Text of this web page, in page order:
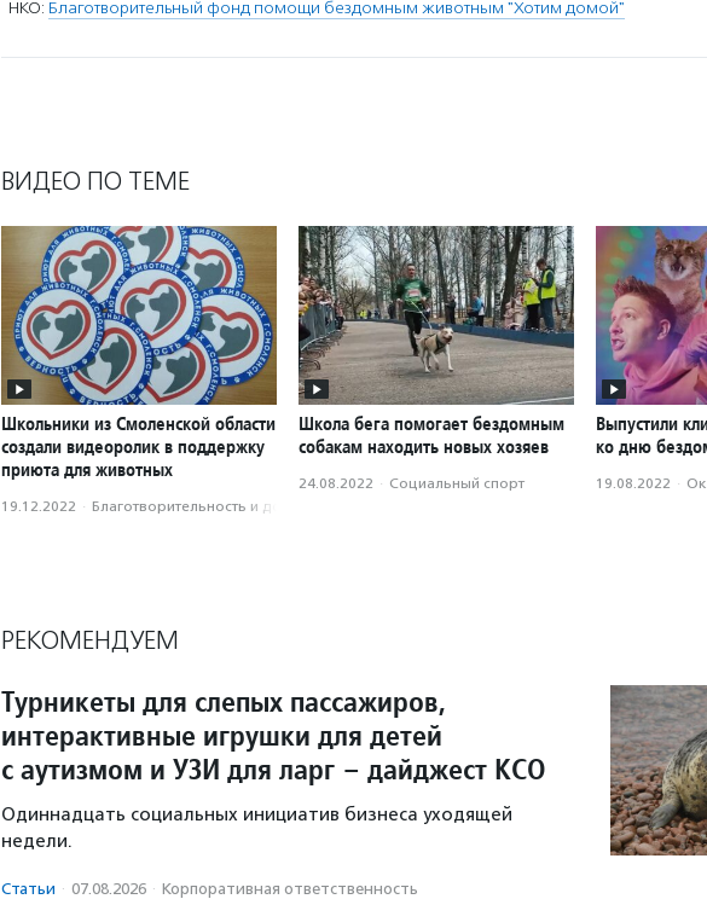
НКО: Благотворительный фонд помощи бездомным животным "Хотим домой"
ВИДЕО ПО ТЕМЕ
Школьники из Смоленской области
создали видеоролик в поддержку
приюта для животных
19.12.2022 · Благотвори­тель­ность и доброволь­чест­во
Школа бега помогает бездомным
собакам находить новых хозяев
24.08.2022 · Социальный спорт
Выпустили
ко дню
19.08.2022 ·
РЕКОМЕНДУЕМ
Турникеты для слепых пассажиров,
интерактивные игрушки для детей
с аутизмом и УЗИ для ларг – дайджест КСО
Одиннадцать социальных инициатив бизнеса уходящей
недели.
Статьи · 07.08.2026 · Корпоративная ответственность